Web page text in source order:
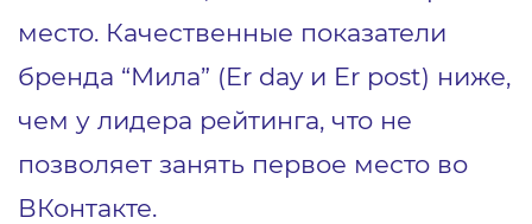
место. Качественные показатели
бренда “Мила” (Er day и Er post) ниже,
чем у лидера рейтинга, что не
позволяет занять первое место во
ВКонтакте.